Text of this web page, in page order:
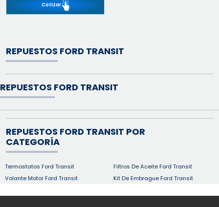
Cotizar
REPUESTOS FORD TRANSIT
REPUESTOS FORD TRANSIT
REPUESTOS FORD TRANSIT POR
CATEGORÍA
Termostatos Ford Transit
Filtros De Aceite Ford Transit
Volante Motor Ford Transit
Kit De Embrague Ford Transit